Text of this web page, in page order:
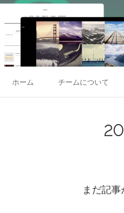
ホーム チームについて
まだ記事